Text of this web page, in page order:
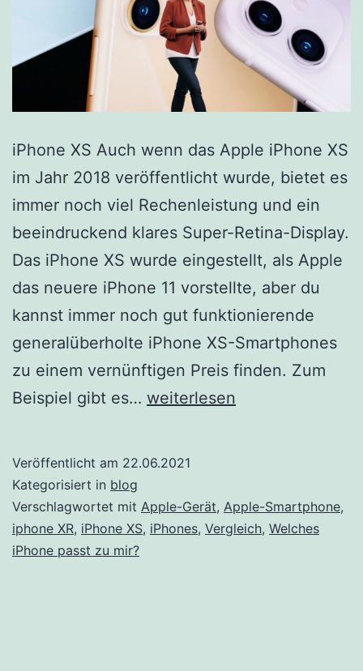
iPhone XS Auch wenn das Apple iPhone XS
im Jahr 2018 veröffentlicht wurde, bietet es
immer noch viel Rechenleistung und ein
beeindruckend klares Super-Retina-Display.
Das iPhone XS wurde eingestellt, als Apple
das neuere iPhone 11 vorstellte, aber du
kannst immer noch gut funktionierende
generalüberholte iPhone XS-Smartphones
zu einem vernünftigen Preis finden. Zum
Beispiel gibt es… iPhone
XS:
Welches
weiterlesen
Veröffentlicht am 22.06.2021
Kategorisiert in blog
Verschlagwortet mit Apple-Gerät, Apple-Smartphone,
iphone XR, iPhone XS, iPhones, Vergleich, Welches
iPhone passt zu mir?